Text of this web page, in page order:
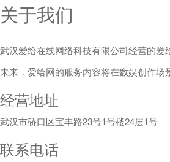
关于我们
武汉爱给在线网络科技有限公司经营的
未来，爱给网的服务内容将在数娱创作
经营地址
武汉市硚口区宝丰路23号1号楼24层1号
联系电话